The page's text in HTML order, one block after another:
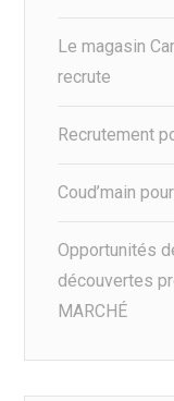
Le magasin
recrute
Recrutement
Coud’main
Opportunités
découvertes
MARCHÉ